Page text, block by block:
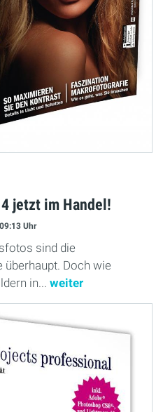
jetzt im Handel!
Uhr
sind die
Doch wie
in... weiter